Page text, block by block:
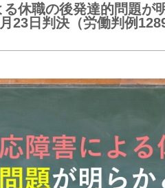
休職の後発達的問題が
23日判決（労働判例